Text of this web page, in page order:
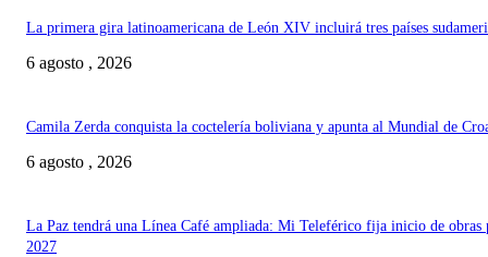
La primera gira latinoamericana de León XIV incluirá tres países
6 agosto , 2026
Camila Zerda conquista la coctelería boliviana y apunta al Mundial de
6 agosto , 2026
La Paz tendrá una Línea Café ampliada: Mi Teleférico fija inicio de obras
2027